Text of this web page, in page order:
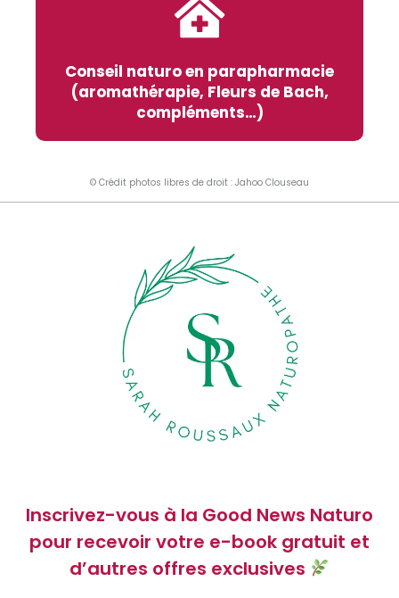
Conseil naturo en parapharmacie
(aromathérapie, Fleurs de Bach,
compléments…)
©️ Crédit photos libres de droit : Jahoo Clouseau
Inscrivez-vous à la Good News Naturo
pour recevoir votre e-book gratuit et
d’autres offres exclusives